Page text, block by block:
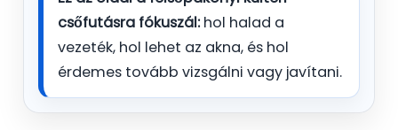
csőfutásra fókuszál:hol halad a
vezeték, hol lehet az akna, és hol
érdemes tovább vizsgálni vagy javítani.